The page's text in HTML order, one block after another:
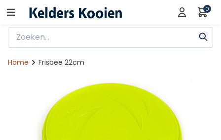
0
Home Frisbee 22cm